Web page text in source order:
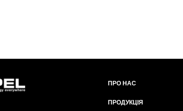
ПРО НАС
ПРОДУКЦІЯ